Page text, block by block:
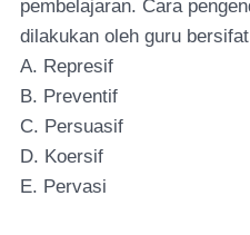
pembelajaran. Cara
dilakukan oleh guru
A. Represif
B. Preventif
C. Persuasif
D. Koersif
E. Pervasi